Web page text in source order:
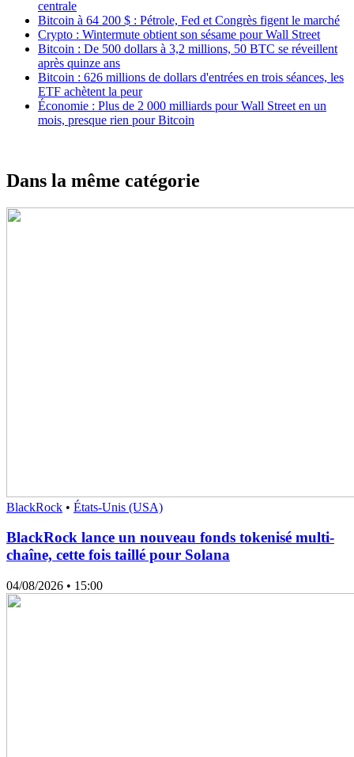
centrale
Bitcoin à 64 200 $ : Pétrole, Fed et Congrès figent le marché
Crypto : Wintermute obtient son sésame pour Wall Street
Bitcoin : De 500 dollars à 3,2 millions, 50 BTC se réveillent
après quinze ans
Bitcoin : 626 millions de dollars d'entrées en trois séances, les
ETF achètent la peur
Économie : Plus de 2 000 milliards pour Wall Street en un
mois, presque rien pour Bitcoin
Dans la même catégorie
BlackRock • États-Unis (USA)
BlackRock lance un nouveau fonds tokenisé multi-
chaîne, cette fois taillé pour Solana
04/08/2026 • 15:00